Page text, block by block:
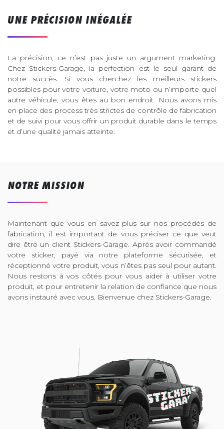
UNE PRÉCISION INÉGALÉE
La précision, ce n’est pas juste un argument marketing.
Chez Stickers-Garage, la perfection est le seul garant de
notre succès. Si vous cherchez les meilleurs stickers
possibles pour votre voiture, votre moto ou n’importe quel
autre véhicule, vous êtes au bon endroit. Nous avons mis
en place des process très strictes de contrôle de fabrication
et de suivi pour vous offrir un produit durable dans le temps
et d’une qualité jamais atteinte.
NOTRE MISSION
Maintenant que vous en savez plus sur nos procédés de
fabrication, il est important de vous préciser ce que veut
dire être un client Stickers-Garage. Après avoir commandé
votre sticker, payé via notre plateforme sécurisée, et
réceptionné votre produit, vous n’êtes pas seul pour autant.
Nous restons à vos côtés pour vous aider à utiliser votre
produit, et pour entretenir la relation de confiance que nous
avons instauré avec vous. Bienvenue chez Stickers-Garage.